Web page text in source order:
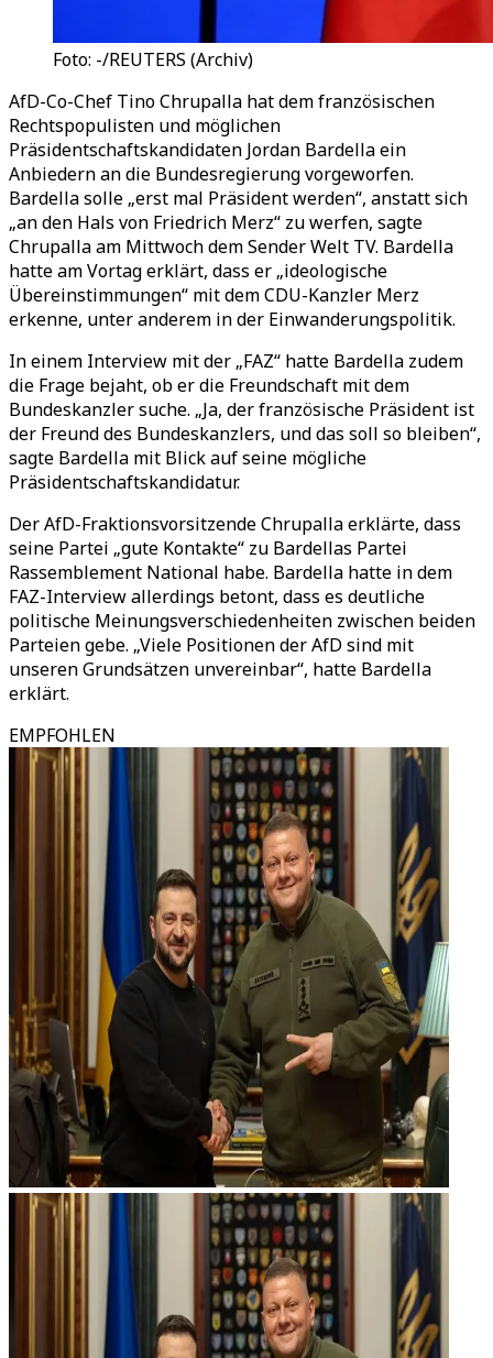
Foto: -/REUTERS (Archiv)
AfD-Co-Chef Tino Chrupalla hat dem französischen
Rechtspopulisten und möglichen
Präsidentschaftskandidaten Jordan Bardella ein
Anbiedern an die Bundesregierung vorgeworfen.
Bardella solle „erst mal Präsident werden“, anstatt sich
„an den Hals von Friedrich Merz“ zu werfen, sagte
Chrupalla am Mittwoch dem Sender Welt TV. Bardella
hatte am Vortag erklärt, dass er „ideologische
Übereinstimmungen“ mit dem CDU-Kanzler Merz
erkenne, unter anderem in der Einwanderungspolitik.
In einem Interview mit der „FAZ“ hatte Bardella zudem
die Frage bejaht, ob er die Freundschaft mit dem
Bundeskanzler suche. „Ja, der französische Präsident ist
der Freund des Bundeskanzlers, und das soll so bleiben“,
sagte Bardella mit Blick auf seine mögliche
Präsidentschaftskandidatur.
Der AfD-Fraktionsvorsitzende Chrupalla erklärte, dass
seine Partei „gute Kontakte“ zu Bardellas Partei
Rassemblement National habe. Bardella hatte in dem
FAZ-Interview allerdings betont, dass es deutliche
politische Meinungsverschiedenheiten zwischen beiden
Parteien gebe. „Viele Positionen der AfD sind mit
unseren Grundsätzen unvereinbar“, hatte Bardella
erklärt.
EMPFOHLEN